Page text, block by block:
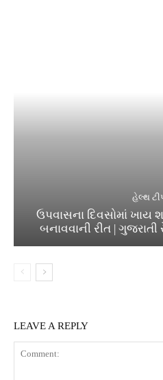
હેલ્થ
ઉપવાસના દિવસોમાં ખાય
બનાવવાની રીત |
LEAVE A REPLY